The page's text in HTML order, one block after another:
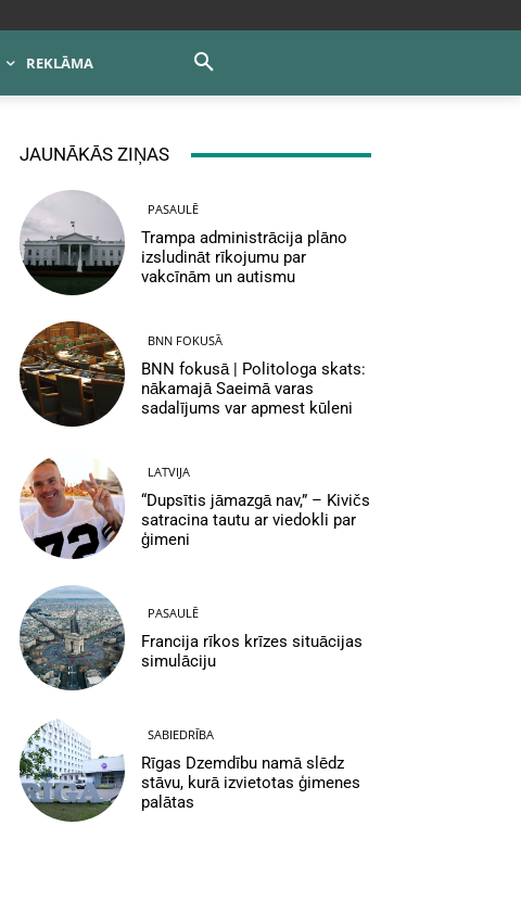
REKLĀMA
JAUNĀKĀS ZIŅAS
PASAULĒ
Trampa administrācija plāno
izsludināt rīkojumu par
vakcīnām un autismu
BNN FOKUSĀ
BNN fokusā | Politologa skats:
nākamajā Saeimā varas
sadalījums var apmest kūleni
LATVIJA
“Dupsītis jāmazgā nav,” – Kivičs
satracina tautu ar viedokli par
ģimeni
PASAULĒ
Francija rīkos krīzes situācijas
simulāciju
SABIEDRĪBA
Rīgas Dzemdību namā slēdz
stāvu, kurā izvietotas ģimenes
palātas